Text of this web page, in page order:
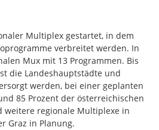
Multiplex gestartet, in dem
verbreitet werden. In
Mux mit 13 Programmen. Bis
die Landeshauptstädte und
werden, bei einer geplanten
85 Prozent der österreichischen
weitere regionale Multiplexe in
Graz in Planung.